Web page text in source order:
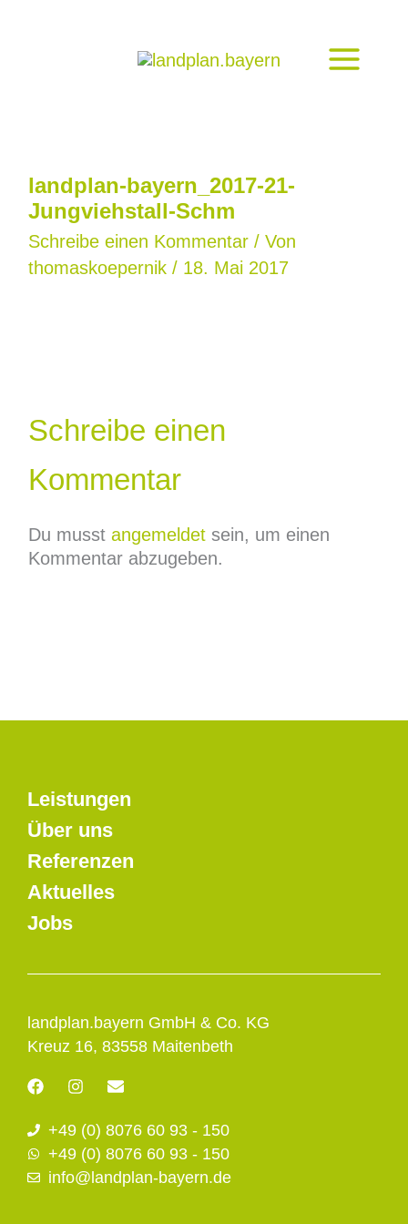
landplan-bayern_2017-21-
Jungviehstall-Schm
Schreibe einen Kommentar / Von
thomaskoepernik / 18. Mai 2017
Schreibe einen
Kommentar
Du musst angemeldetsein, um einen
Kommentar abzugeben.
landplan.bayern GmbH & Co. KG
Kreuz 16, 83558 Maitenbeth
F
a
e
b
o
o
I
n
t
a
g
r
E
e
l
o
p
+49 (0) 8076 60 93 - 150
+49 (0) 8076 60 93 - 150
info@landplan-bayern.de
Leistungen
Über uns
Referenzen
Aktuelles
Jobs